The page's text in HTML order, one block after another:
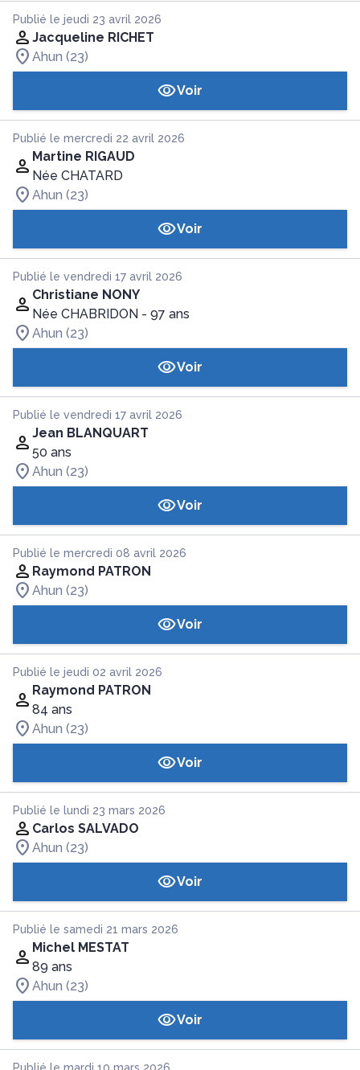
Publié le jeudi 23 avril 2026
Jacqueline RICHET
Ahun (23)
Voir
Publié le mercredi 22 avril 2026
Martine RIGAUD
Née CHATARD
Ahun (23)
Voir
Publié le vendredi 17 avril 2026
Christiane NONY
Née CHABRIDON - 97 ans
Ahun (23)
Voir
Publié le vendredi 17 avril 2026
Jean BLANQUART
50 ans
Ahun (23)
Voir
Publié le mercredi 08 avril 2026
Raymond PATRON
Ahun (23)
Voir
Publié le jeudi 02 avril 2026
Raymond PATRON
84 ans
Ahun (23)
Voir
Publié le lundi 23 mars 2026
Carlos SALVADO
Ahun (23)
Voir
Publié le samedi 21 mars 2026
Michel MESTAT
89 ans
Ahun (23)
Voir